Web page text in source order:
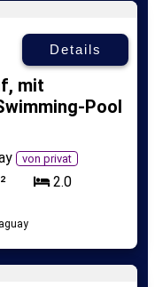
Details
mit
Pool
von privat
2.0